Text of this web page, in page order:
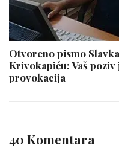
Otvoreno pismo
Krivokapiću: Vaš
provokacija
40 Komentara